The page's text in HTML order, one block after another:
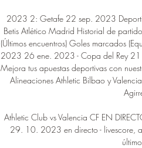
2023 2: Getafe 22 sep. 2023
Betis Atlético Madrid Historial de
(Últimos encuentros) Goles marcados
2023 26 ene. 2023 - Copa del Rey
Mejora tus apuestas deportivas con
Alineaciones Athletic Bilbao y
Athletic Club vs Valencia CF EN
29. 10. 2023 en directo - livescore,